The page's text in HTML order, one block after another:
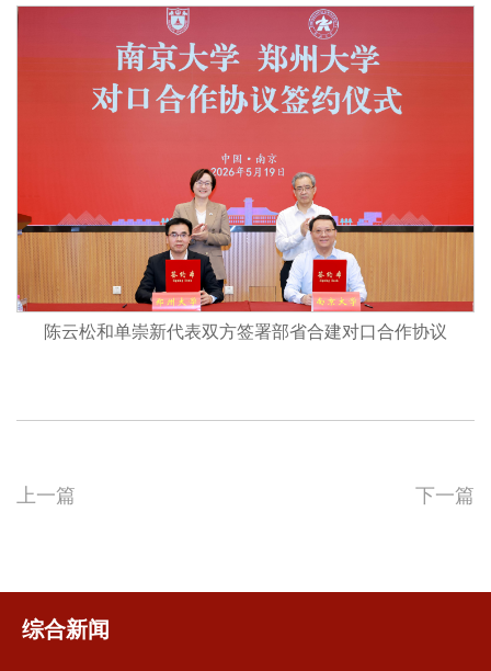
陈云松和单崇新代表双方签署部省合建对口合作协议
上一篇 下一篇
综合新闻